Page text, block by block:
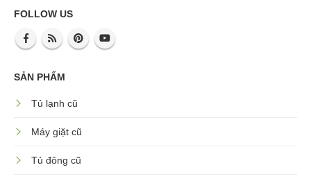
FOLLOW US
SẢN PHẨM
Tủ lạnh cũ
Máy giặt cũ
Tủ đông cũ